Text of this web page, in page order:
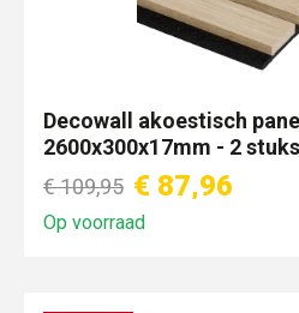
Decowall akoestisch
2600x300x17mm - 2 stuks
€ 109,95 € 87,96
Op voorraad